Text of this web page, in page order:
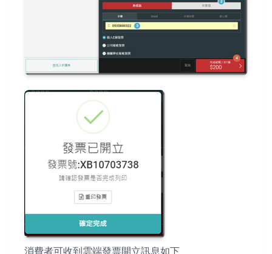
消費者可收到雲端發票開立訊息如下